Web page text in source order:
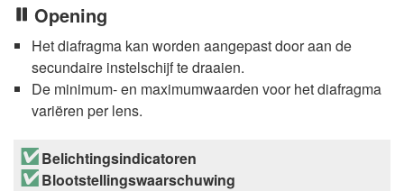
Opening
Het diafragma kan worden aangepast door aan de
secundaire instelschijf te draaien.
De minimum- en maximumwaarden voor het diafragma
variëren per lens.
Belichtingsindicatoren
Blootstellingswaarschuwing